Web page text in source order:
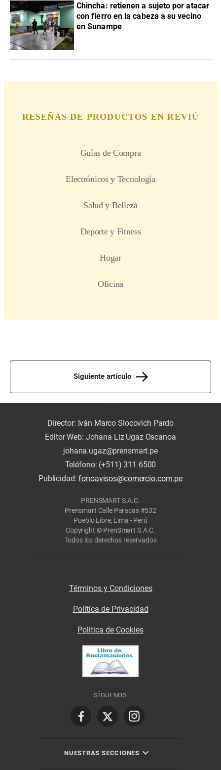
Chincha: retienen a sujeto por atacar
con fierro en la cabeza a su vecino
en Sunampe
Siguiente artículo
Director: Iván Marco Slocovich Pardo
Editor Web: Johana Liz Ugaz Oscanoa
johana.ugaz@prensmart.pe
Teléfono: (+511) 311 6500
Publicidad:fonoavisos@comercio.com.pe
PRENSMART S.A.C.
Prensmart Calle Paracas #532
Pueblo Libre, Lima - Perú
Copyright © PrenSmart S.A.C.
Todos los derechos reservados
Términos y Condiciones
Política de Privacidad
Politica de Cookies
SÍGUENOS
NUESTRAS SECCIONES